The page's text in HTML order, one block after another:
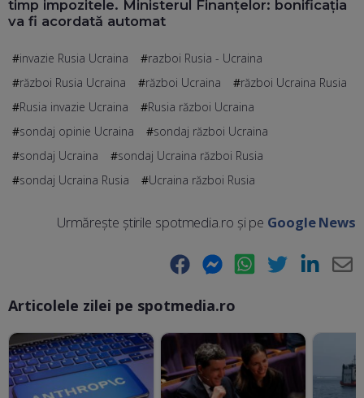
timp impozitele. Ministerul Finanțelor: bonificația
va fi acordată automat
invazie Rusia Ucraina
razboi Rusia - Ucraina
război Rusia Ucraina
război Ucraina
război Ucraina Rusia
Rusia invazie Ucraina
Rusia război Ucraina
sondaj opinie Ucraina
sondaj război Ucraina
sondaj Ucraina
sondaj Ucraina război Rusia
sondaj Ucraina Rusia
Ucraina război Rusia
Urmărește știrile spotmedia.ro și pe Google News
Facebook Messenger WhatsApp Twitter LinkedIn
Articolele zilei pe spotmedia.ro